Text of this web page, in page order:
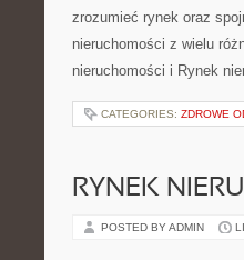
zrozumieć rynek oraz
nieruchomości z wielu
nieruchomości i Rynek
CATEGORIES: ZDROWE
RYNEK
POSTED BY ADMIN